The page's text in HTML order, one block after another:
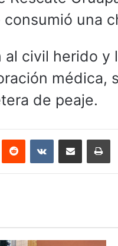
una
civil herido y
médica,
de peaje.
Reddit VKontakteCompartir por correo electrónico